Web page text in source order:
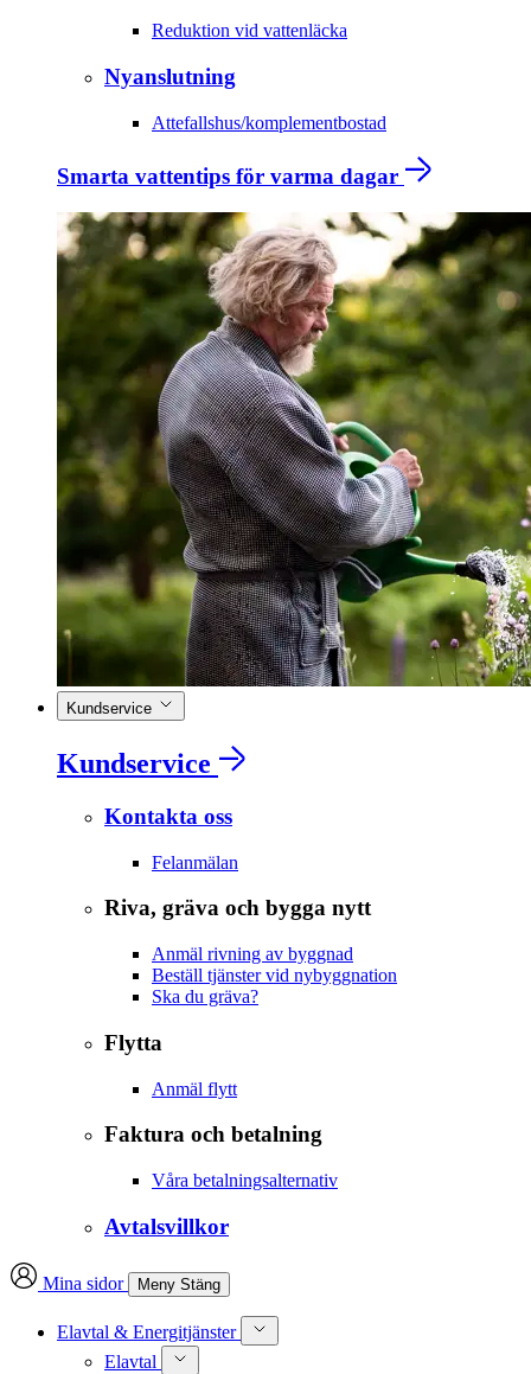
Reduktion vid vattenläcka
Nyanslutning
Attefallshus/komplementbostad
Smarta vattentips för varma dagar
Kundservice
Kundservice
Kontakta oss
Felanmälan
Riva, gräva och bygga nytt
Anmäl rivning av byggnad
Beställ tjänster vid nybyggnation
Ska du gräva?
Flytta
Anmäl flytt
Faktura och betalning
Våra betalningsalternativ
Avtalsvillkor
Mina sidor Meny Stäng
Elavtal & Energitjänster
Elavtal